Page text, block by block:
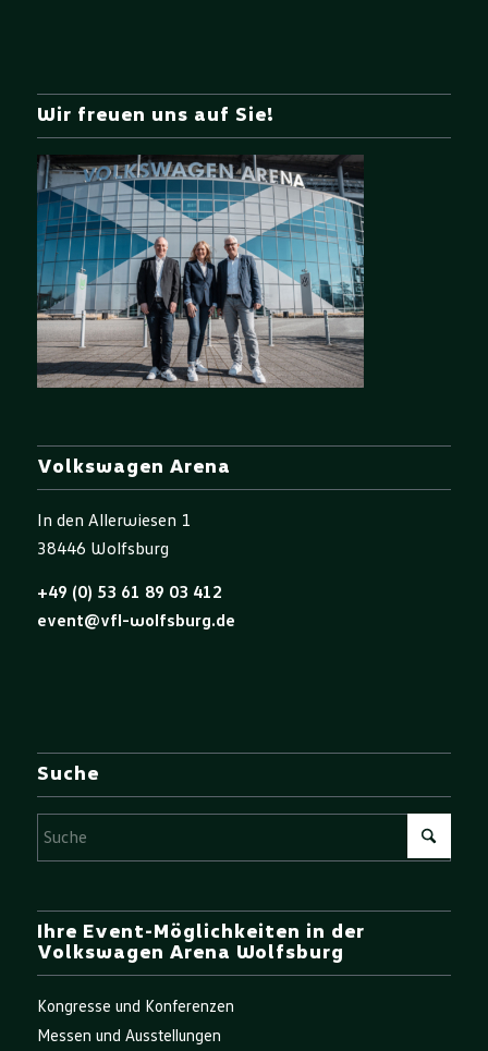
Wir freuen uns auf Sie!
Volkswagen Arena
In den Allerwiesen 1
38446 Wolfsburg
+49 (0) 53 61 89 03 412
event@vfl-wolfsburg.de
Suche
Ihre Event-Möglichkeiten in der
Volkswagen Arena Wolfsburg
Kongresse und Konferenzen
Messen und Ausstellungen